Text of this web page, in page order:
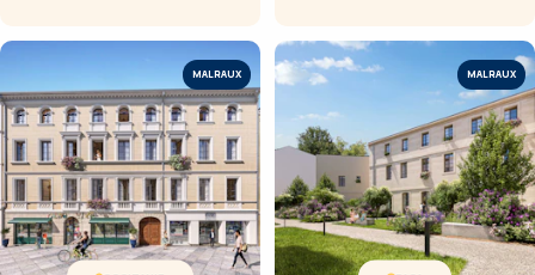
MALRAUX MALRAUX